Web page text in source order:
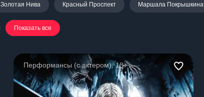
Золотая Нива Красный Проспект Маршала Покрышкина
Показать все
Перформансы (с актером), 18+